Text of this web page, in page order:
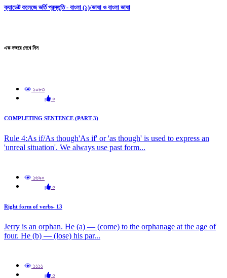
ক্যাডেট কলেজে ভর্তি প্রস্তুতি - বাংলা (১)/ভাষা ও বাংলা ভাষা
এক নজরে দেখে নিন
১০৮৩
০
COMPLETING SENTENCE (PART-3)
Rule 4:As if/As though'As if' or 'as though' is used to express an
'unreal situation'. We always use past form...
১৬৯০
০
Right form of verbs- 13
Jerry is an orphan. He (a) — (come) to the orphanage at the age of
four. He (b) — (lose) his par...
১১১১
০